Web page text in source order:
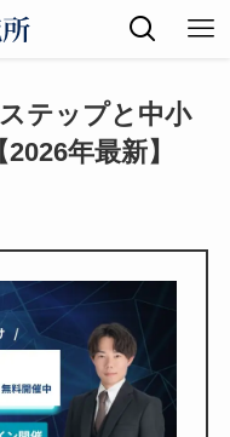
テップと中小
年最新】